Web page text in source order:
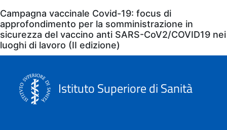
Eventi
Campagna vaccinale Covid-19: focus di
approfondimento per la somministrazione in
sicurezza del vaccino anti SARS-CoV2/COVID19 nei
luoghi di lavoro (II edizione)
Istituto Superiore di Sanità